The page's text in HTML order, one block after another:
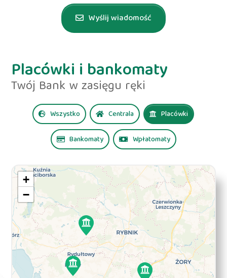
Wyślij wiadomość
Placówki i bankomaty
Twój Bank w zasięgu ręki
Wszystko Centrala Placówki
Bankomaty Wpłatomaty
+
−